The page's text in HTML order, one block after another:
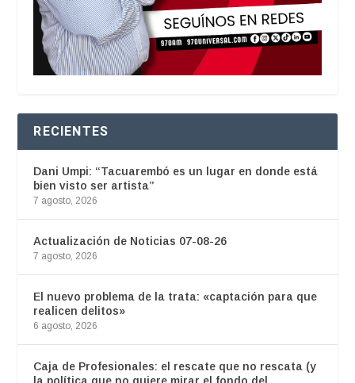
RECIENTES
Dani Umpi: “Tacuarembó es un lugar en donde está
bien visto ser artista”
7 agosto, 2026
Actualización de Noticias 07-08-26
7 agosto, 2026
El nuevo problema de la trata: «captación para que
realicen delitos»
6 agosto, 2026
Caja de Profesionales: el rescate que no rescata (y